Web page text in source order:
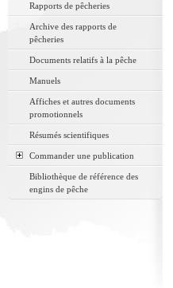
Rapports de pêcheries
Archive des rapports de
pêcheries
Documents relatifs à la pêche
Manuels
Affiches et autres documents
promotionnels
Résumés scientifiques
Commander une publication
Bibliothèque de référence des
engins de pêche